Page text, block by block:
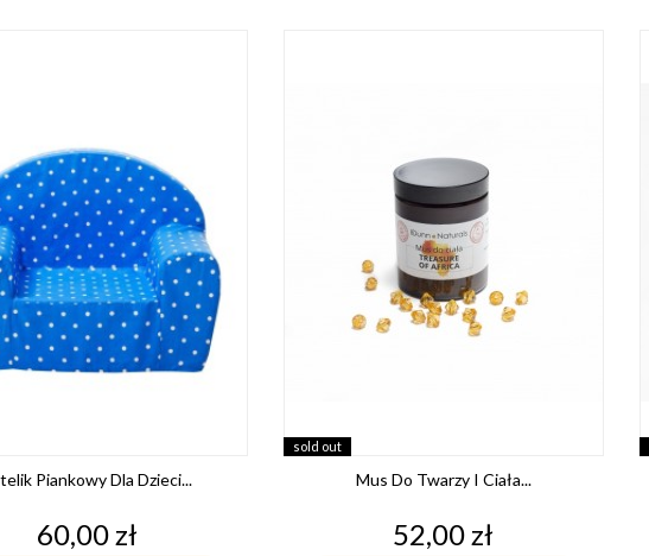
Piankowy Dla Dzieci...
Cena
60,00 zł
sold out
Mus Do Twarzy I Ciała...
Cena
52,00 zł